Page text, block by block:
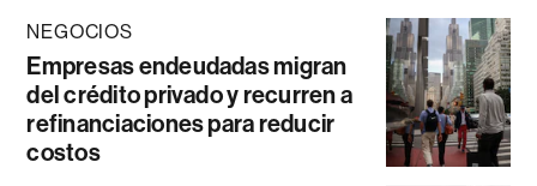
NEGOCIOS
Empresas endeudadas migran
del crédito privado y recurren a
refinanciaciones para reducir
costos